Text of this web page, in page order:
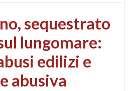
sequestrato
lungomare:
edilizi e
abusiva